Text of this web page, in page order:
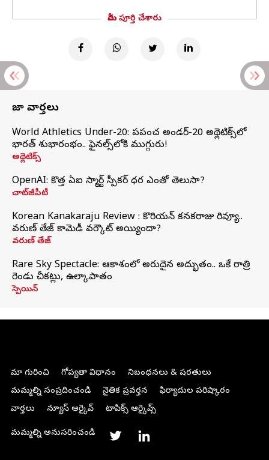
మీరు పూర్తి చేశారు
తాజా వార్తలు
World Athletics Under-20: ప్రపంచ అండర్-20 అథ్లెటిక్స్‌లో
భారత్‌ శుభారంభం.. ఫైనల్స్‌లోకి ముగ్గురు!
అథ్లెటిక్స్
OpenAI: కొత్త ఏఐ స్మార్ట్ స్పీకర్ ధర ఎంతో తెలుసా?
చాట్‌జీపీటీ
Korean Kanakaraju Review : కొరియన్ కనకరాజు రివ్యూ..
వరుణ్ తేజ్ కామెడీ వర్కౌట్ అయ్యిందా?
వరుణ్ తేజ్
Rare Sky Spectacle: ఆకాశంలో అరుదైన అద్భుతం.. ఒకే రాత్రి
రెండు చీకట్లు, ఉల్కాపాతం
స్పెయిన్
మా గురించి గోప్యతా విధానం
నిబంధనలు & షరతులు
మమ్మల్ని సంప్రదించండి
నైతిక ప్రవర్తన
ఫిర్యాదుల పరిష్కారం
వార్తలు
న్యూస్ ఆర్కైవ్ టాపిక్స్ ఆర్కైవ్స్
మమ్మల్ని అనుసరించండి